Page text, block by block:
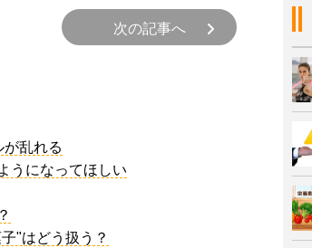
次の記事へ
乱れる
うになってほしい
"はどう扱う？